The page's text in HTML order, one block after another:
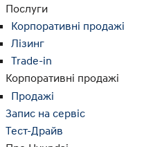
Послуги
Корпоративні продажі
Лізинг
Trade-in
Корпоративні продажі
Продажі
Запис на сервіс
Тест-Драйв